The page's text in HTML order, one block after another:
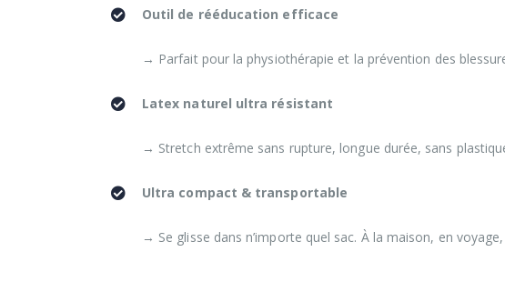
Outil de rééducation efficace
→ Parfait pour la physiothérapie et la prévention des
Latex naturel ultra résistant
→ Stretch extrême sans rupture, longue durée, sans
Ultra compact & transportable
→ Se glisse dans n’importe quel sac. À la maison, en